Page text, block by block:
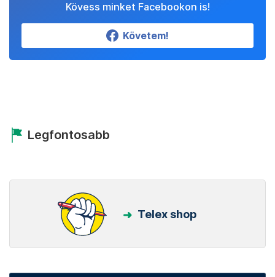
Kövess minket Facebookon is!
Követem!
Legfontosabb
Telex shop